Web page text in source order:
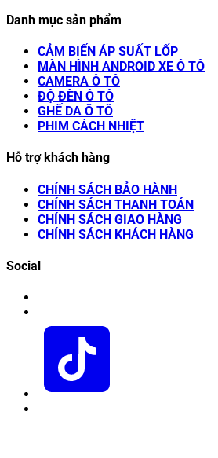
Danh mục sản phẩm
CẢM BIẾN ÁP SUẤT LỐP
MÀN HÌNH ANDROID XE Ô TÔ
CAMERA Ô TÔ
ĐỘ ĐÈN Ô TÔ
GHẾ DA Ô TÔ
PHIM CÁCH NHIỆT
Hỗ trợ khách hàng
CHÍNH SÁCH BẢO HÀNH
CHÍNH SÁCH THANH TOÁN
CHÍNH SÁCH GIAO HÀNG
CHÍNH SÁCH KHÁCH HÀNG
Social